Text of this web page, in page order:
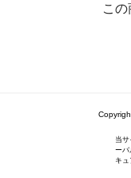
こ
当
ーバ
キ